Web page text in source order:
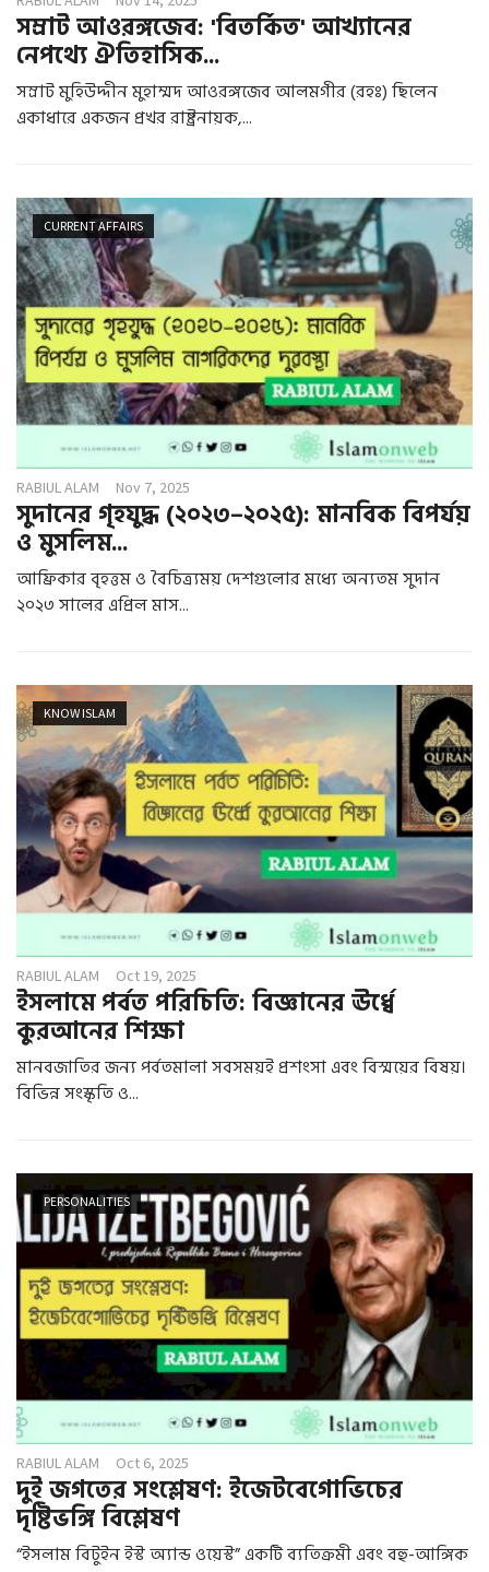
সম্রাট আওরঙ্গজেব: 'বিতর্কিত' আখ্যানের
নেপথ্যে ঐতিহাসিক...
সম্রাট মুহিউদ্দীন মুহাম্মদ আওরঙ্গজেব আলমগীর (রহঃ) ছিলেন
একাধারে একজন প্রখর রাষ্ট্রনায়ক,...
CURRENT AFFAIRS
RABIUL ALAM Nov 7, 2025
সুদানের গৃহযুদ্ধ (২০২৩–২০২৫): মানবিক বিপর্যয়
ও মুসলিম...
আফ্রিকার বৃহত্তম ও বৈচিত্র্যময় দেশগুলোর মধ্যে অন্যতম সুদান
২০২৩ সালের এপ্রিল মাস...
KNOW ISLAM
RABIUL ALAM Oct 19, 2025
ইসলামে পর্বত পরিচিতি: বিজ্ঞানের ঊর্ধ্বে
কুরআনের শিক্ষা
মানবজাতির জন্য পর্বতমালা সবসময়ই প্রশংসা এবং বিস্ময়ের বিষয়।
বিভিন্ন সংস্কৃতি ও...
PERSONALITIES
RABIUL ALAM Oct 6, 2025
দুই জগতের সংশ্লেষণ: ইজেটবেগোভিচের
দৃষ্টিভঙ্গি বিশ্লেষণ
“ইসলাম বিটুইন ইস্ট অ্যান্ড ওয়েস্ট” একটি ব্যতিক্রমী এবং বহু-আঙ্গিক